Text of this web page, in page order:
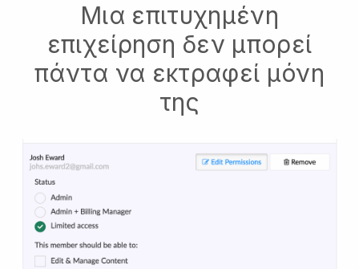
Μια επιτυχημένη
επιχείρηση δεν μπορεί
πάντα να εκτραφεί μόνη
της